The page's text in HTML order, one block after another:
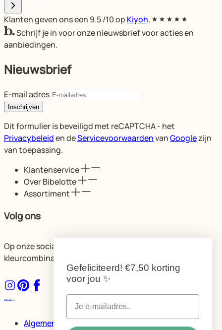
Klanten geven ons een 9.5/10 op Kiyoh.
Schrijf je in voor onze nieuwsbrief voor acties en
aanbiedingen.
Nieuwsbrief
E-mail adres
Inschrijven
Dit formulier is beveiligd met reCAPTCHA - het
Privacybeleiden deServicevoorwaardenvanGooglezijn
van toepassing.
Klantenservice
Over Bibelotte
Assortiment
Volg ons
Op onze socials delen we volop ideeën voor de mooiste
kleurcombinaties en ruimtes.
Algemene voorwaarden
Gefeliciteerd! €7,50 korting
voor jou ✨